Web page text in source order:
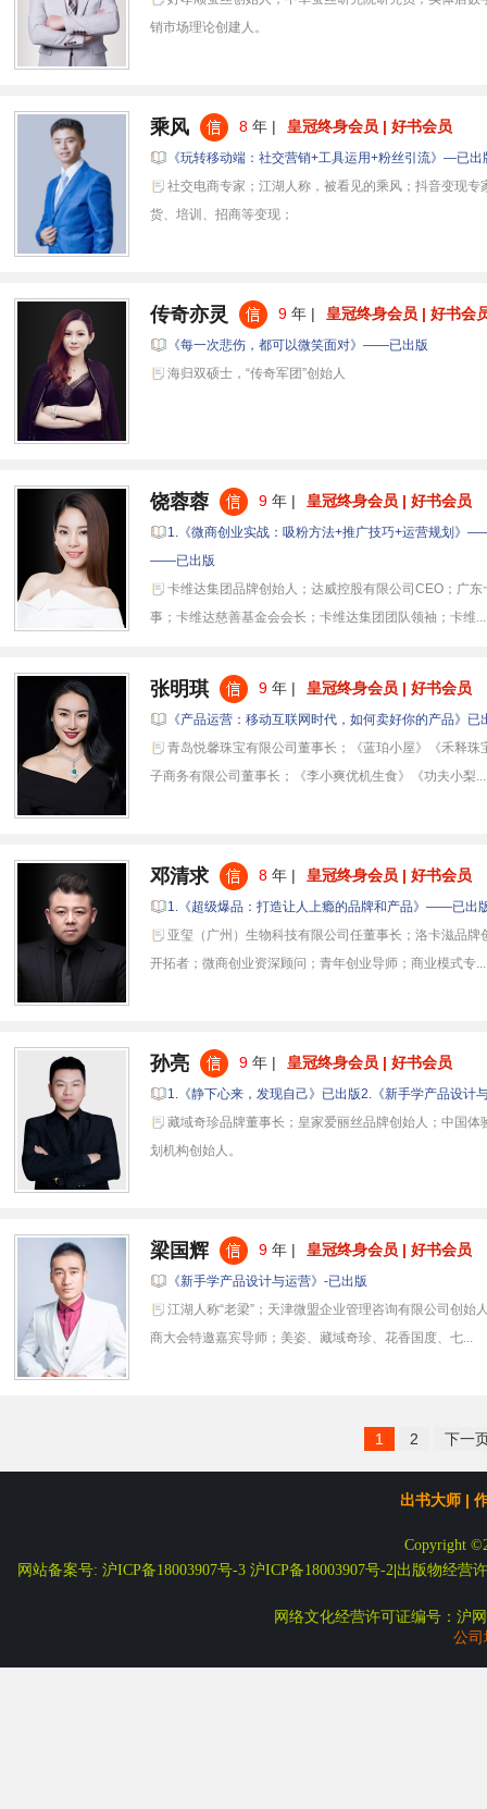
销市场理论创建人。
乘风 8年 | 皇冠终身会员 | 好书会员
《玩转移动端：社交营销+工具运用+粉丝引流》—已出
社交电商专家；江湖人称，被看见的乘风；抖音变现专
货、培训、招商等变现；
传奇亦灵 9年 | 皇冠终身会员 | 好书会
《每一次悲伤，都可以微笑面对》——已出版
海归双硕士，“传奇军团”创始人
饶蓉蓉 9年 | 皇冠终身会员 | 好书会员
1.《微商创业实战：吸粉方法+推广技巧+运营规划》
——已出版
卡维达集团品牌创始人；达威控股有限公司CEO；广
事；卡维达慈善基金会会长；卡维达集团团队领袖；卡维...
张明琪 9年 | 皇冠终身会员 | 好书会员
《产品运营：移动互联网时代，如何卖好你的产品》已
青岛悦馨珠宝有限公司董事长；《蓝珀小屋》《禾释珠
子商务有限公司董事长；《李小爽优机生食》《功夫小梨...
邓清求 8年 | 皇冠终身会员 | 好书会员
1.《超级爆品：打造让人上瘾的品牌和产品》——已出
亚玺（广州）生物科技有限公司任董事长；洛卡滋品
开拓者；微商创业资深顾问；青年创业导师；商业模式专...
孙亮 9年 | 皇冠终身会员 | 好书会员
1.《静下心来，发现自己》已出版2.《新手学产品设计
藏域奇珍品牌董事长；皇家爱丽丝品牌创始人；中国体
划机构创始人。
梁国辉 9年 | 皇冠终身会员 | 好书会员
《新手学产品设计与运营》-已出版
江湖人称“老梁”；天津微盟企业管理咨询有限公司创始
商大会特邀嘉宾导师；美姿、藏域奇珍、花香国度、七...
1 2 下一
出书大师 |
Copyright
网站备案号: 沪ICP备18003907号-3 沪ICP备18003907号-2| 出版物经营
网络文化经营许可证编号：沪
公司